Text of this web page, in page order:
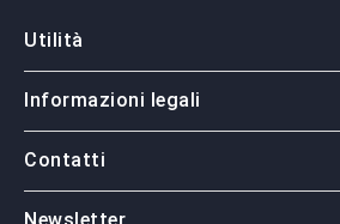
Utilità
Informazioni legali
Contatti